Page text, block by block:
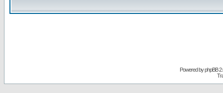
Powered byphpBB